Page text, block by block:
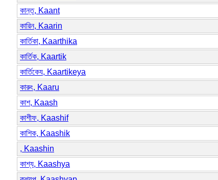
কান্ত, Kaant
কারিন, Kaarin
কার্তিকা, Kaarthika
কার্তিক, Kaartik
কার্তিকেয, Kaartikeya
কারুং, Kaaru
কাশ, Kaash
কাশীফ, Kaashif
কাশিক, Kaashik
, Kaashin
কাশ্য, Kaashya